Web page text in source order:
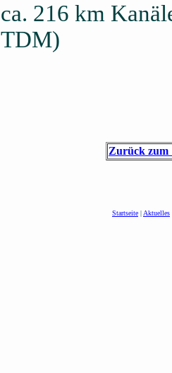
ca. 216 km
TDM)
Zurück zum
Startseite | Aktuelles